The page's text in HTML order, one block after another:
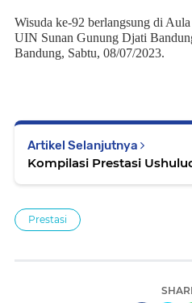
Wisuda ke-92 berlangsung di
UIN Sunan Gunung Djati
Bandung, Sabtu, 08/07/2023.
Artikel Selanjutnya
Kompilasi Prestasi
Prestasi